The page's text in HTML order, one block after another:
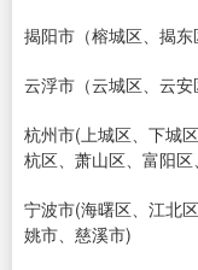
揭阳市（榕城区、揭东
云浮市（云城区、云安
杭州市(上城区、下城
杭区、萧山区、富阳
宁波市(海曙区、江北
姚市、慈溪市)